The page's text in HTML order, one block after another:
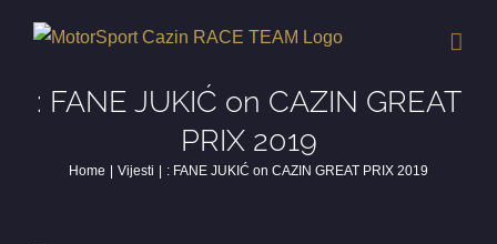
: FANE JUKIĆ on CAZIN GREAT
PRIX 2019
Home Vijesti : FANE JUKIĆ on CAZIN GREAT PRIX 2019